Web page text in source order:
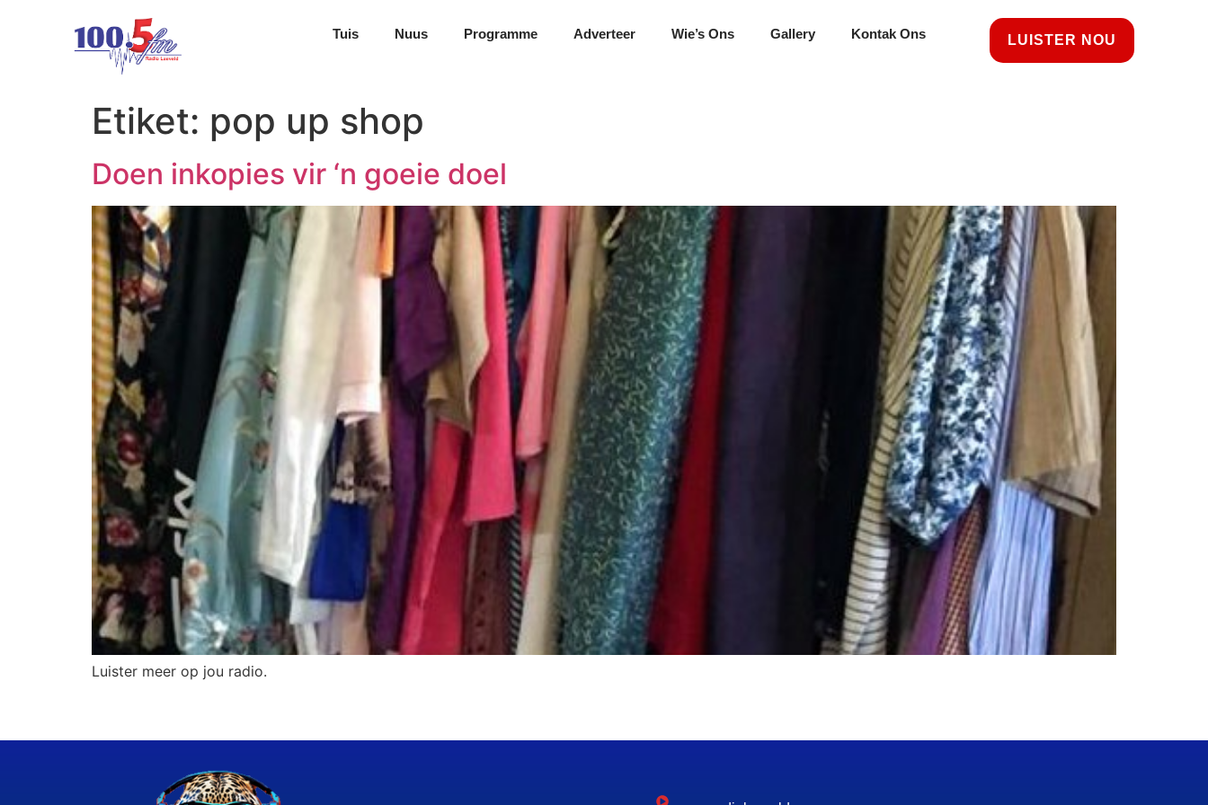
Tuis Nuus Programme Adverteer Wie’s Ons Gallery Kontak Ons LUISTER NOU
Etiket: pop up shop
Doen inkopies vir ‘n goeie doel
Luister meer op jou radio.